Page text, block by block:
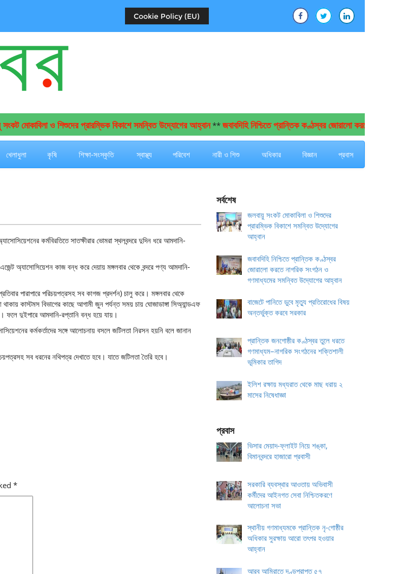
Cookie Policy (EU)
মোকাবিলা ও শিশুদের প্রারম্ভিক বিকাশে সমন্বিত উদ্যোগের আহ্বান**জবাবদিহি নিশ্চিতে প্রান্তিক কণ্ঠস্বর জোরালো করতে নাগরিক
খেলাধুলা কৃষি শিক্ষা-সংস্কৃতি স্বাস্থ্য পরিবেশ নারী ও শিশু অধিকার বিজ্ঞান প্রবাস
কর্মবিরতিতে সাতক্ষীরার ভোমরা স্থলবন্দরে দুদিন ধরে আমদানি-
অ্যাসোসিয়েশন কাজ বন্ধ করে দেয়ায় মঙ্গলবার থেকে বন্দরে পণ্য আমদানি-
পারাপারে পরিচয়পত্রসহ সব কাগজ প্রদর্শন) চালু করে। মঙ্গলবার থেকে
কাস্টমস বিভাগের কাছে আগামী জুন পর্যন্ত সময় চায় ঘোজাডাঙ্গা সিঅ্যান্ডএফ
ফলে দুইপারে আমদানি-রপ্তানি বন্ধ হয়ে যায়।
কর্মকর্তাদের সঙ্গে আলোচনায় বসলে জটিলতা নিরসন হয়নি বলে জানান
সব ধরনের নথিপত্র দেখাতে হবে। যাতে জটিলতা তৈরি হবে।
*
সর্বশেষ
জলবায়ু সংকট মোকাবিলা ও শিশুদের
প্রারম্ভিক বিকাশে সমন্বিত উদ্যোগের
আহ্বান
জবাবদিহি নিশ্চিতে প্রান্তিক কণ্ঠস্বর
জোরালো করতে নাগরিক সংগঠন ও
গণমাধ্যমের সমন্বিত উদ্যোগের আহ্বান
বাজেটে পানিতে ডুবে মৃত্যু প্রতিরোধের বিষয়
অন্তর্ভুক্ত করবে সরকার
প্রান্তিক জনগোষ্ঠীর কণ্ঠস্বর তুলে ধরতে
গণমাধ্যম–নাগরিক সংগঠনের শক্তিশালী
ভূমিকার তাগিদ
ইলিশ রক্ষায় মধ্যরাত থেকে মাছ ধরায় ২
মাসের নিষেধাজ্ঞা
প্রবাস
ভিসার মেয়াদ-ফ্লাইট নিয়ে শঙ্কা,
বিমানবন্দরে হাজারো প্রবাসী
সরকারি ব্যবস্থার আওতায় অভিবাসী
কর্মীদের আইনগত সেবা নিশ্চিতকরণে
আলোচনা সভা
স্থানীয় গণমাধ্যমকে প্রান্তিক নৃ-গোষ্ঠীর
অধিকার সুরক্ষায় আরো তৎপর হওয়ার
আহ্বান
আরব আমিরাতে দণ্ডপ্রাপ্ত ৫৭